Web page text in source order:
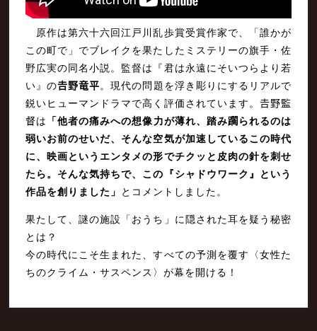
原作は第六十六回江戸川乱歩賞受賞作家で、「誰かが
この町で」でブレイクを果たしたミステリーの旗手・佐
野広実の同名小説。監督は『君は永遠にそいつらより若
い』の𠮷野竜平。現代の問題を浮き彫りにするリアルで
鋭いヒューマンドラマで高く評価されています。𠮷野監
督は
「他者の痛みへの想像力が薄れ、踏み躙られるのは
弱いお前のせいだ、そんな空気が加速しているこの時代
に、映画というエンタメの形でチクッと皮肉の針を刺せ
たら。そんな気持ちで、この『シャドウワーク』という
作品を創りました」
とコメントしました。
果たして、謎の施設「おうち」に隠された耳を疑う秘密
とは？
今の時代にこそ生まれた、すべての予測を覆す〈女性た
ちのクライム・サスペンス〉が幕を開ける！